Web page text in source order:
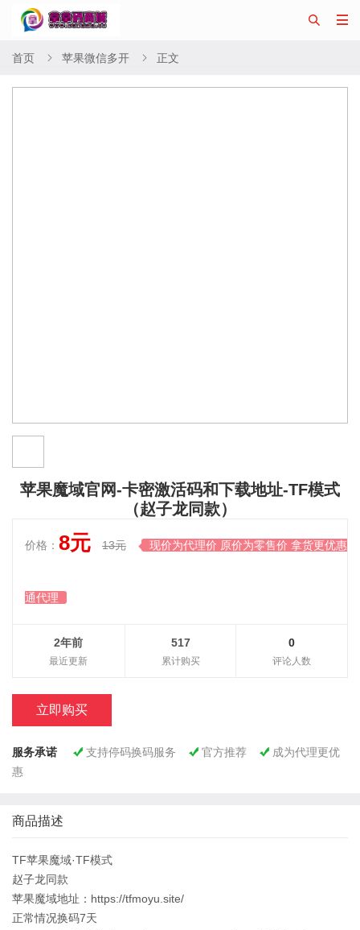


首页  苹果微信多开  正文
苹果魔域官网-卡密激活码和下载地址-TF模式
（赵子龙同款）
价格： 8元 13元  现价为代理价 原价为零售价 拿货更优惠开
通代理
0
评论人数
517
累计购买
2年前
最近更新
立即购买
服务承诺  支持停码换码服务  官方推荐  成为代理更优
惠
商品描述
TF苹果魔域·TF模式
赵子龙同款
苹果魔域地址：https://tfmoyu.site/
正常情况换码7天